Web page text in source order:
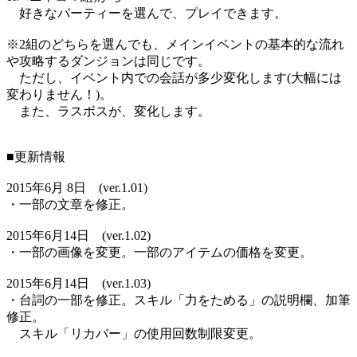
好きなパーティーを選んで、プレイできます。
※2組のどちらを選んでも、メインイベントの基本的な流れ
や攻略するダンジョンは同じです。
ただし、イベント内での会話が多少変化します(大幅には
変わりません！)。
また、ラスボスが、変化します。
■更新情報
2015年6月 8日 (ver.1.01)
・一部の文章を修正。
2015年6月14日 (ver.1.02)
・一部の画像を変更。一部のアイテムの価格を変更。
2015年6月14日 (ver.1.03)
・台詞の一部を修正。スキル「力をためる」の説明欄、加筆
修正。
スキル「リカバー」の使用回数制限変更。